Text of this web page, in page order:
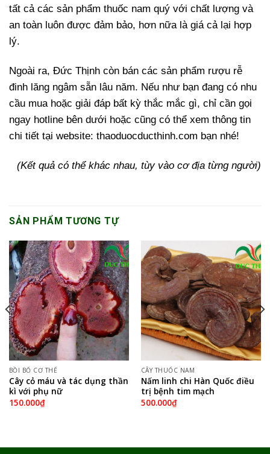
tất cả các sản phẩm thuốc nam quý với chất lượng và
an toàn luôn được đảm bảo, hơn nữa là giá cả lại hợp
lý.
Ngoài ra, Đức Thịnh còn bán các sản phẩm rượu rễ
đinh lăng ngâm sẵn lâu năm. Nếu như bạn đang có nhu
cầu mua hoặc giải đáp bất kỳ thắc mắc gì, chỉ cần gọi
ngay hotline bên dưới hoặc cũng có thể xem thông tin
chi tiết tại website: thaoduocducthinh.com bạn nhé!
(Kết quả có thể khác nhau, tùy vào cơ địa từng người)
SẢN PHẨM TƯƠNG TỰ
BỒI BỔ CƠ THỂ
Cây cỏ máu và tác dụng thần
kì với phụ nữ
150.000₫
CÂY THUỐC NAM
Nấm linh chi Hàn Quốc điều
trị bệnh tim mạch
500.000₫